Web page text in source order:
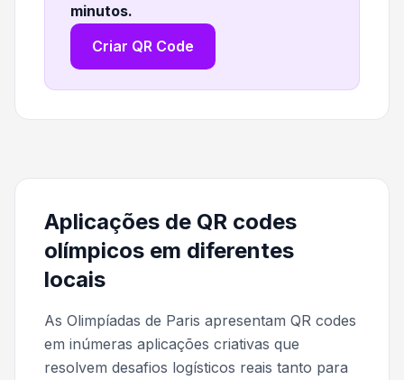
minutos.
Criar QR Code
Aplicações de QR codes
olímpicos em diferentes
locais
As Olimpíadas de Paris apresentam QR codes
em inúmeras aplicações criativas que
resolvem desafios logísticos reais tanto para